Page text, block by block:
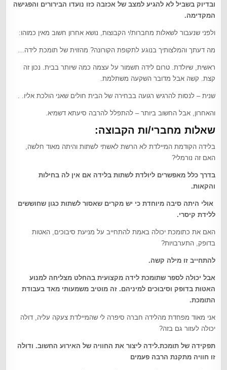
ובדיוק בשביל לא להגיע למצב של אכזבה כזו נועדו הבירורים והפגישה
המקדימה.
ולפני שנעבור לשאלות מחברות/י הקבוצות, נושא אחרון חשוב מאין כמוהו:
מה דעתך והמלצותיך בנוגע לתקופת הקורונה? מהזוית של תומכת לידה…
ראשית, שיולדת. טרום לידה תשמור על עצמה כמה שיותר בבית. נכון זה
קצת. קשה אבל מדובר השקעה משתלמת.
שנית – לנסות להרגיש רגועה בבחירה של הבית חולים שאני הולכת אליו. .
והאחרון, אבל החשוב ביותר – להתפלל להרבה סיעתא דשמיא.
שאלות מחברי/ות הקבוצה:
בלידה הקודמת המיילדת לא הרשת לאשתי לשתות והיתה מאוד חלשה,
האם זה נורמלי?
בדרך כלל מאפשרים ליולדת לשתות בלידה אם אין לה בחילות
והקאות.
אולי היתה סיבה מיוחדת כי יש מקרים שאסור לשתות כגון שחוששים
ללידת קיסרי.
האם את כתומכת יכולה באמת להתחייב על מניעת סיבוכים, האטות
בדופק, התערבויות?
להתחייב זו מילה קשה.
אבל יכולה לספר שתומכת לידה מקצועית בהחלט מצליחה למנוע
האטות בדופק וסיבוכים למיניהם. זה מוטיב משמעותי מאד בעבודת
התומכת.
אני מאוד מפחדת מהלידה חברה סיפרה לי שהמיילדת צעקה עליה, דולה
יכולה לעזור גם בזה?
תפקידה של תומכת.לידה ליצור את החוויה של האירוע החשוב. ודולה
זו חוויה מתקנת הרבה פעמים